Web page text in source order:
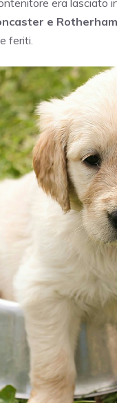
e Rotherham
feriti.